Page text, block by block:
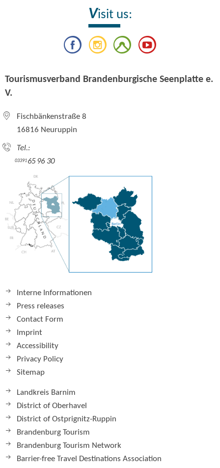
Visit us:
Tourismusverband Brandenburgische Seenplatte e.
V.
Fischbänkenstraße 8
16816 Neuruppin
Tel.:
0339165 96 30
Interne Informationen
Press releases
Contact Form
Imprint
Accessibility
Privacy Policy
Sitemap
Landkreis Barnim
District of Oberhavel
District of Ostprignitz-Ruppin
Brandenburg Tourism
Brandenburg Tourism Network
Barrier-free Travel Destinations Association